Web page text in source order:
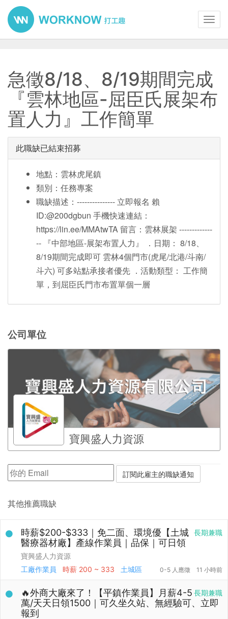
急徵8/18、8/19期間完成
『雲林地區-屈臣氏展架布
置人力』工作簡單
此職缺已結束招募
地點：雲林虎尾鎮
類別：任務專案
職缺描述：--------------- 立即報名 賴
ID:@200dgbun 手機快速連結：
https://lin.ee/MMAtwTA 留言：雲林展架 -------------
-- 『中部地區-展架布置人力』 ．日期： 8/18、
8/19期間完成即可 雲林4個門市(虎尾/北港/斗南/
斗六) 可多站點承接者優先 ．活動類型： 工作簡
單，到屈臣氏門市布置單個一層
公司單位
寶興盛人力資源
其他推薦職缺
長期兼職
時薪$200-$333｜免二面、環境優【土城
醫療器材廠】產線作業員｜品保｜可日領
寶興盛人力資源
工廠作業員
時薪 200 ~ 333 土城區 0-5 人應徵 11 小時前
長期兼職
🔥外商大廠來了！【平鎮作業員】月薪4-5
萬/天天日領1500｜可久坐久站、無經驗可、立即
報到